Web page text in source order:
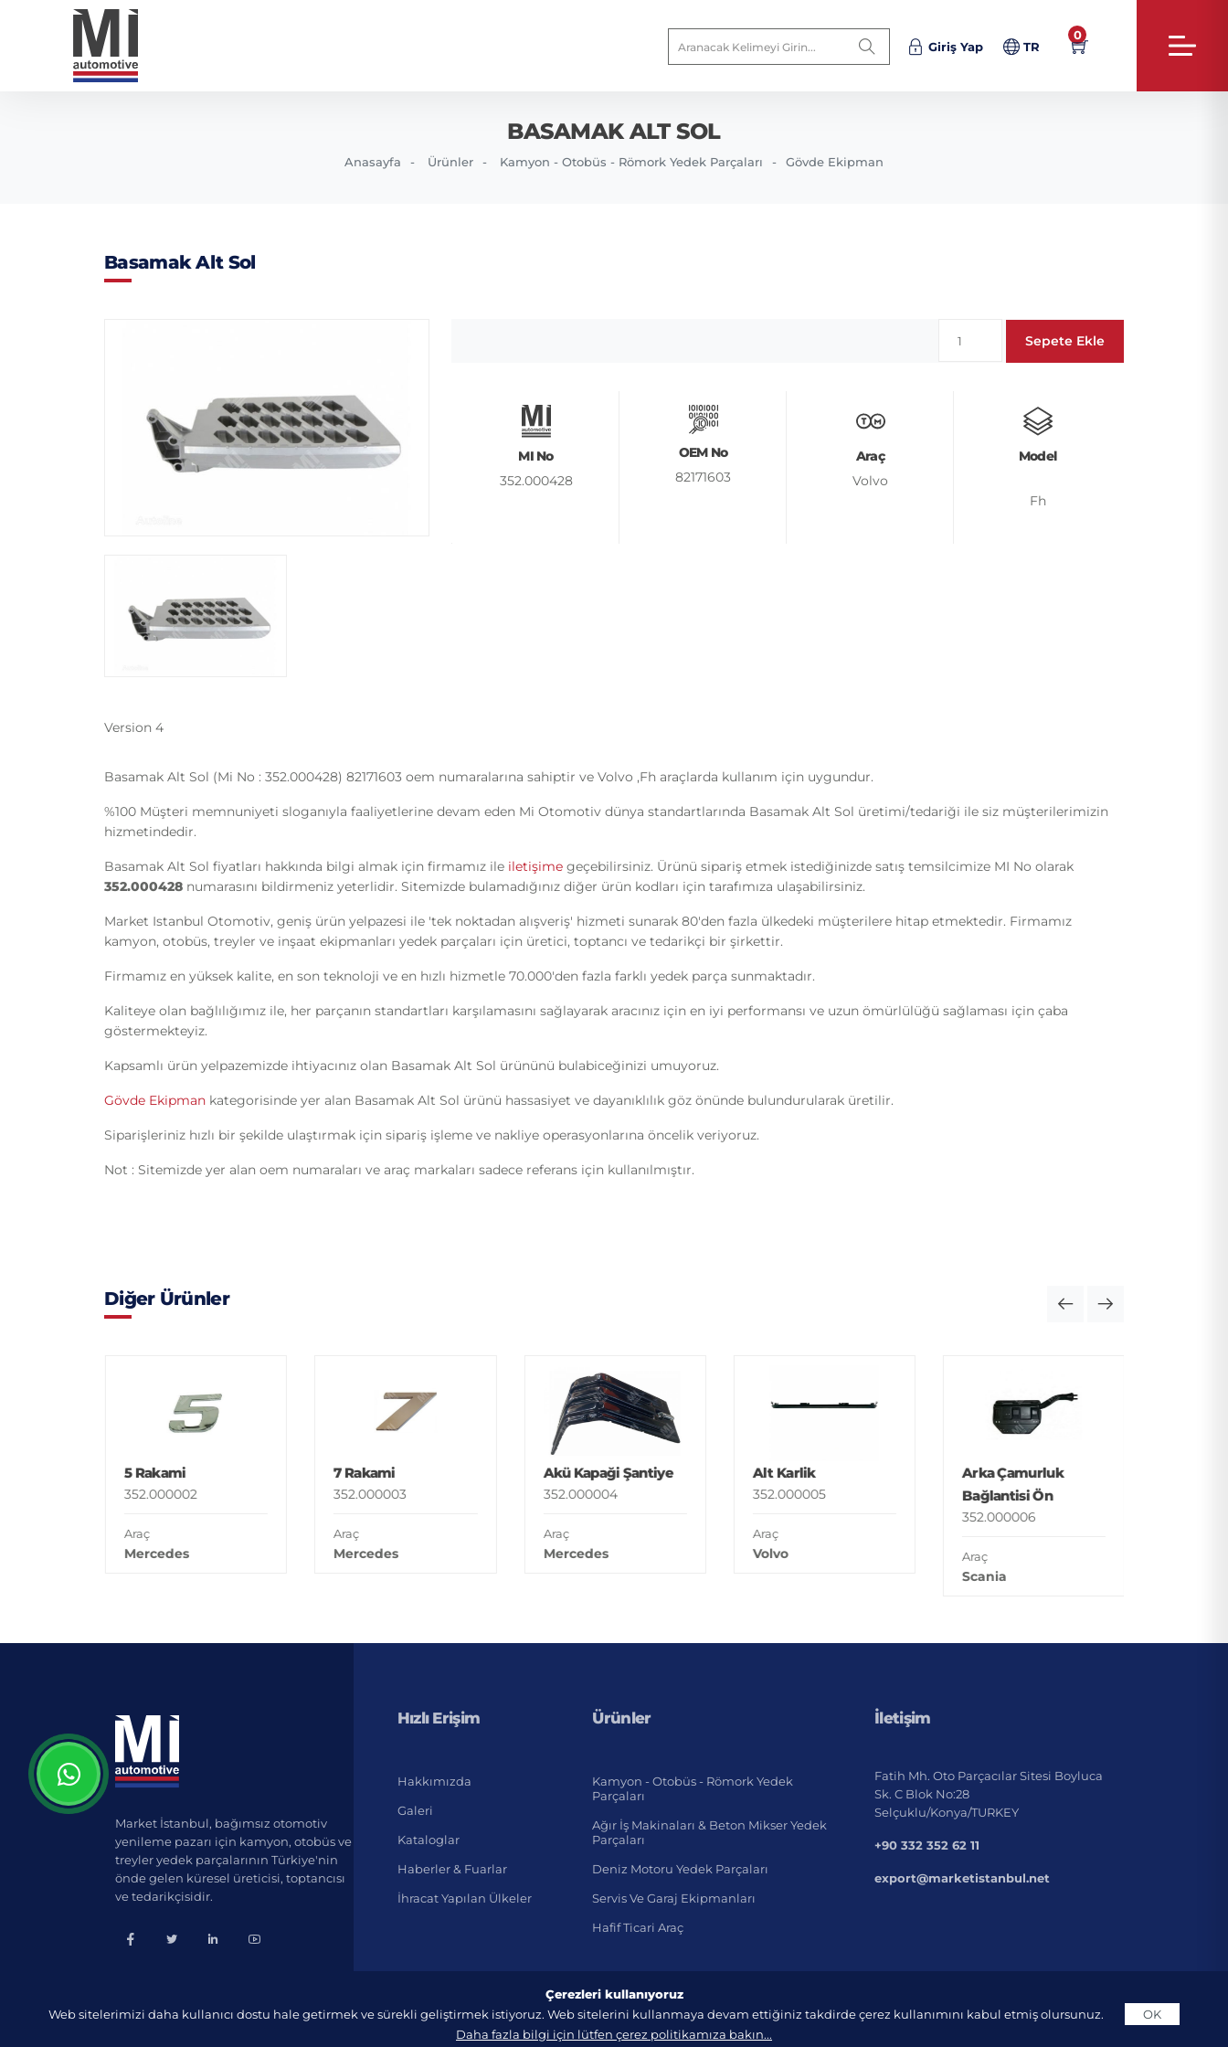
Giriş Yap TR
0
BASAMAK ALT SOL
Anasayfa Ürünler Kamyon - Otobüs - Römork Yedek Parçaları Gövde Ekipman
Basamak Alt Sol
Version 4
Sepete Ekle
MI No
352.000428
OEM No
82171603
Araç
Volvo
Model
Fh
Basamak Alt Sol (Mi No : 352.000428) 82171603 oem numaralarına sahiptir ve Volvo ,Fh araçlarda kullanım için uygundur.
%100 Müşteri memnuniyeti sloganıyla faaliyetlerine devam eden Mi Otomotiv dünya standartlarında Basamak Alt Sol üretimi/tedariği ile siz müşterilerimizin
hizmetindedir.
Basamak Alt Sol fiyatları hakkında bilgi almak için firmamız ile iletişime geçebilirsiniz. Ürünü sipariş etmek istediğinizde satış temsilcimize MI No olarak
352.000428 numarasını bildirmeniz yeterlidir. Sitemizde bulamadığınız diğer ürün kodları için tarafımıza ulaşabilirsiniz.
Market Istanbul Otomotiv, geniş ürün yelpazesi ile 'tek noktadan alışveriş' hizmeti sunarak 80'den fazla ülkedeki müşterilere hitap etmektedir. Firmamız
kamyon, otobüs, treyler ve inşaat ekipmanları yedek parçaları için üretici, toptancı ve tedarikçi bir şirkettir.
Firmamız en yüksek kalite, en son teknoloji ve en hızlı hizmetle 70.000'den fazla farklı yedek parça sunmaktadır.
Kaliteye olan bağlılığımız ile, her parçanın standartları karşılamasını sağlayarak aracınız için en iyi performansı ve uzun ömürlülüğü sağlaması için çaba
göstermekteyiz.
Kapsamlı ürün yelpazemizde ihtiyacınız olan Basamak Alt Sol ürününü bulabiceğinizi umuyoruz.
Gövde Ekipman kategorisinde yer alan Basamak Alt Sol ürünü hassasiyet ve dayanıklılık göz önünde bulundurularak üretilir.
Siparişleriniz hızlı bir şekilde ulaştırmak için sipariş işleme ve nakliye operasyonlarına öncelik veriyoruz.
Not : Sitemizde yer alan oem numaraları ve araç markaları sadece referans için kullanılmıştır.
Diğer Ürünler
5 Rakami
352.000002
Araç
Mercedes
7 Rakami
352.000003
Araç
Mercedes
Akü Kapaği Şantiye
352.000004
Araç
Mercedes
Alt Karlik
352.000005
Araç
Volvo
Arka Çamurluk
Bağlantisi Ön
352.000006
Araç
Scania
Market İstanbul, bağımsız otomotiv
yenileme pazarı için kamyon, otobüs ve
treyler yedek parçalarının Türkiye'nin
önde gelen küresel üreticisi, toptancısı
ve tedarikçisidir.
Hızlı Erişim
Hakkımızda
Galeri
Kataloglar
Haberler & Fuarlar
İhracat Yapılan Ülkeler
Ürünler
Kamyon - Otobüs - Römork Yedek
Parçaları
Ağır İş Makinaları & Beton Mikser Yedek
Parçaları
Deniz Motoru Yedek Parçaları
Servis Ve Garaj Ekipmanları
Hafif Ticari Araç
İletişim
Fatih Mh. Oto Parçacılar Sitesi Boyluca
Sk. C Blok No:28
Selçuklu/Konya/TURKEY
+90 332 352 62 11
export@marketistanbul.net
Çerezleri kullanıyoruz
Web sitelerimizi daha kullanıcı dostu hale getirmek ve sürekli geliştirmek istiyoruz. Web sitelerini kullanmaya devam ettiğiniz takdirde çerez kullanımını kabul etmiş olursunuz.
OK
Daha fazla bilgi için lütfen çerez politikamıza bakın...